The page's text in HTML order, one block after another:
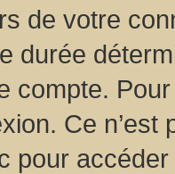
de votre
durée
compte.
Ce
pour